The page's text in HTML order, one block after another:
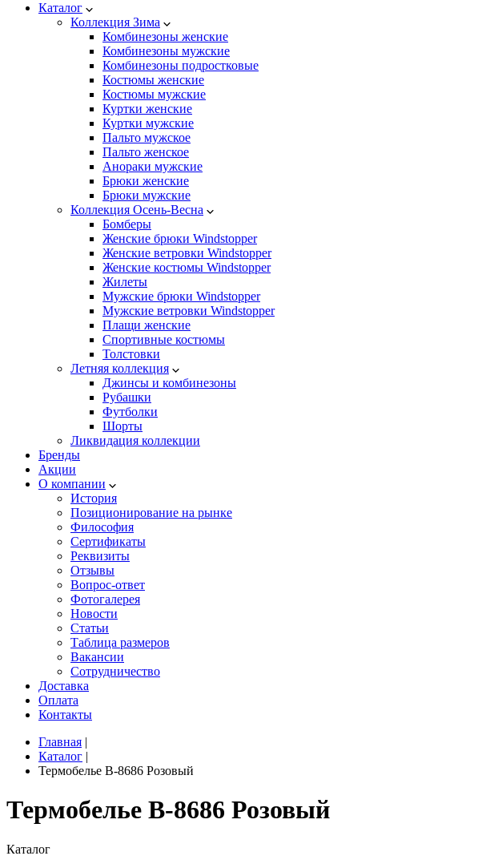
Каталог
Коллекция Зима
Комбинезоны женские
Комбинезоны мужские
Комбинезоны подростковые
Костюмы женские
Костюмы мужские
Куртки женские
Куртки мужские
Пальто мужское
Пальто женское
Анораки мужские
Брюки женские
Брюки мужские
Коллекция Осень-Весна
Бомберы
Женские брюки Windstopper
Женские ветровки Windstopper
Женские костюмы Windstopper
Жилеты
Мужские брюки Windstopper
Мужские ветровки Windstopper
Плащи женские
Спортивные костюмы
Толстовки
Летняя коллекция
Джинсы и комбинезоны
Рубашки
Футболки
Шорты
Ликвидация коллекции
Бренды
Акции
О компании
История
Позиционирование на рынке
Философия
Сертификаты
Реквизиты
Отзывы
Вопрос-ответ
Фотогалерея
Новости
Статьи
Таблица размеров
Вакансии
Сотрудничество
Доставка
Оплата
Контакты
Главная |
Каталог |
Термобелье B-8686 Розовый
Термобелье B-8686 Розовый
Каталог